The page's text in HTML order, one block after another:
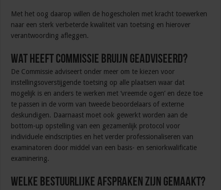
Met het oog daarop willen de hogescholen met kracht toewerken
naar een sterk verbeterde kwaliteit van toetsing en hierover
verantwoording afleggen.
Wat heeft Commissie Bruijn geadviseerd?
De Commissie adviseert onder meer om te kiezen voor
instellingsoverstijgende toetsing op alle plaatsen waar dat
mogelijk is en anders te werken met ‘vreemde ogen’ en deze toe
te passen in de vorm van tweede beoordelaars of externe
deskundigen. Daarnaast moet ook gewerkt worden aan de
bottom-up opstelling van een gezamenlijk protocol voor
individuele eindscripties en het verder professionaliseren van
examinatoren door middel van een basis- en seniorkwalificatie
examinering.
Welke bestuurlijke afspraken zijn gemaakt?